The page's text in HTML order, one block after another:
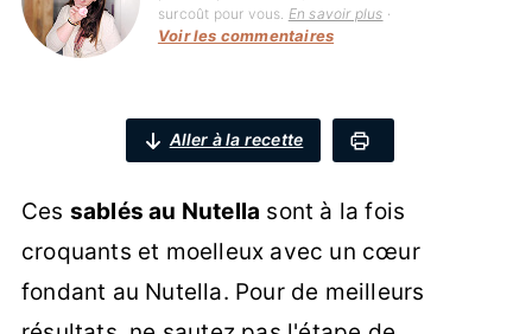
surcoût pour vous. En savoir plus ·
Voir les commentaires
Aller à la recette
Ces sablés au Nutella sont à la fois
croquants et moelleux avec un cœur
fondant au Nutella. Pour de meilleurs